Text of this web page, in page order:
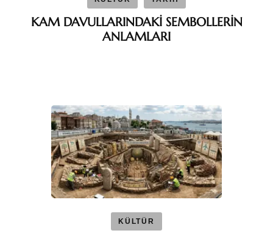
KAM DAVULLARINDAKİ SEMBOLLERİN
ANLAMLARI
KÜLTÜR